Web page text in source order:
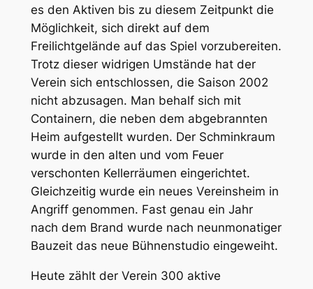
es den Aktiven bis zu diesem Zeitpunkt die
Möglichkeit, sich direkt auf dem
Freilichtgelände auf das Spiel vorzubereiten.
Trotz dieser widrigen Umstände hat der
Verein sich entschlossen, die Saison 2002
nicht abzusagen. Man behalf sich mit
Containern, die neben dem abgebrannten
Heim aufgestellt wurden. Der Schminkraum
wurde in den alten und vom Feuer
verschonten Kellerräumen eingerichtet.
Gleichzeitig wurde ein neues Vereinsheim in
Angriff genommen. Fast genau ein Jahr
nach dem Brand wurde nach neunmonatiger
Bauzeit das neue Bühnenstudio eingeweiht.
Heute zählt der Verein 300 aktive